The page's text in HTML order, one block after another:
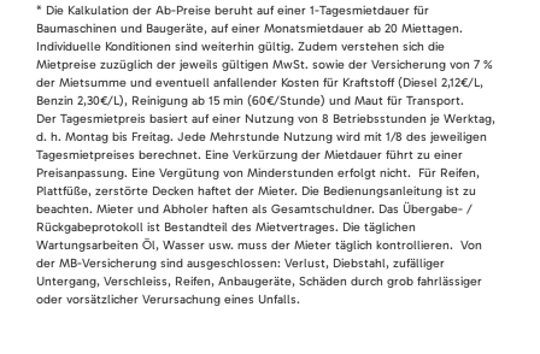
* Die Kalkulation der Ab-Preise beruht auf einer 1-Tagesmietdauer für
Baumaschinen und Baugeräte, auf einer Monatsmietdauer ab 20 Miettagen.
Individuelle Konditionen sind weiterhin gültig. Zudem verstehen sich die
Mietpreise zuzüglich der jeweils gültigen MwSt. sowie der Versicherung von 7 %
der Mietsumme und eventuell anfallender Kosten für Kraftstoff (Diesel 2,12€/L,
Benzin 2,30€/L), Reinigung ab 15 min (60€/Stunde) und Maut für Transport.
Der Tagesmietpreis basiert auf einer Nutzung von 8 Betriebsstunden je Werktag,
d. h. Montag bis Freitag. Jede Mehrstunde Nutzung wird mit 1/8 des jeweiligen
Tagesmietpreises berechnet. Eine Verkürzung der Mietdauer führt zu einer
Preisanpassung. Eine Vergütung von Minderstunden erfolgt nicht. Für Reifen,
Plattfüße, zerstörte Decken haftet der Mieter. Die Bedienungsanleitung ist zu
beachten. Mieter und Abholer haften als Gesamtschuldner. Das Übergabe- /
Rückgabeprotokoll ist Bestandteil des Mietvertrages. Die täglichen
Wartungsarbeiten Öl, Wasser usw. muss der Mieter täglich kontrollieren. Von
der MB-Versicherung sind ausgeschlossen: Verlust, Diebstahl, zufälliger
Untergang, Verschleiss, Reifen, Anbaugeräte, Schäden durch grob fahrlässiger
oder vorsätzlicher Verursachung eines Unfalls.